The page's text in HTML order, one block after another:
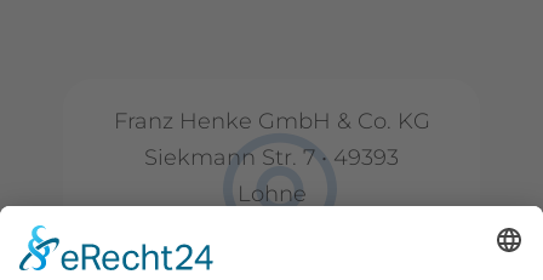
Franz Henke GmbH & Co. KG
Siekmann Str. 7 • 49393
Lohne